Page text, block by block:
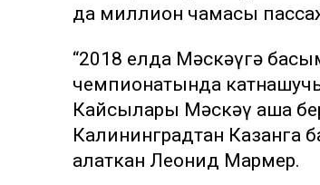
да миллион чамасы
“2018 елда Мәскәүгә
чемпионатында
Кайсылары Мәскәү аша
Калининградтан Казанга
аңлаткан Леонид Мармер.